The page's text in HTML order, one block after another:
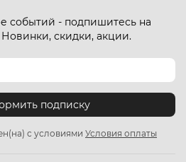
событий - подпишитесь на
скидки, акции.
подписку
с условиями Условия оплаты